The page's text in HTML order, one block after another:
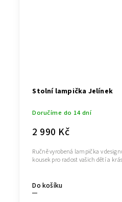
Stolní lampička Jelínek
Doručíme do 14 dní
2 990 Kč
Do košíku
Ručně vyrobená lampička v
kousek pro radost vašich dětí a